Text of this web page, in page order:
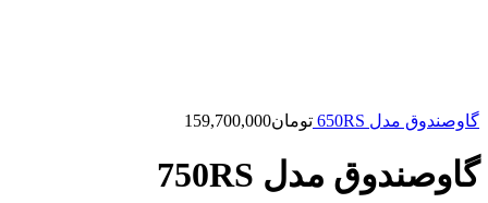
گاوصندوق مدل 650RS تومان159,700,000
گاوصندوق مدل 750RS